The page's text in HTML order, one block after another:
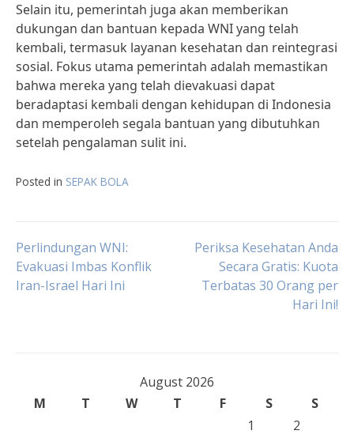
Selain itu, pemerintah juga akan memberikan
dukungan dan bantuan kepada WNI yang telah
kembali, termasuk layanan kesehatan dan reintegrasi
sosial. Fokus utama pemerintah adalah memastikan
bahwa mereka yang telah dievakuasi dapat
beradaptasi kembali dengan kehidupan di Indonesia
dan memperoleh segala bantuan yang dibutuhkan
setelah pengalaman sulit ini.
Posted in SEPAK BOLA
Post
navigation
Perlindungan WNI:
Evakuasi Imbas Konflik
Iran-Israel Hari Ini
Periksa Kesehatan Anda
Secara Gratis: Kuota
Terbatas 30 Orang per
Hari Ini!
August 2026
M
T W T F S
S
1
2